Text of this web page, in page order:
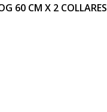
60 CM X 2 COLLARES